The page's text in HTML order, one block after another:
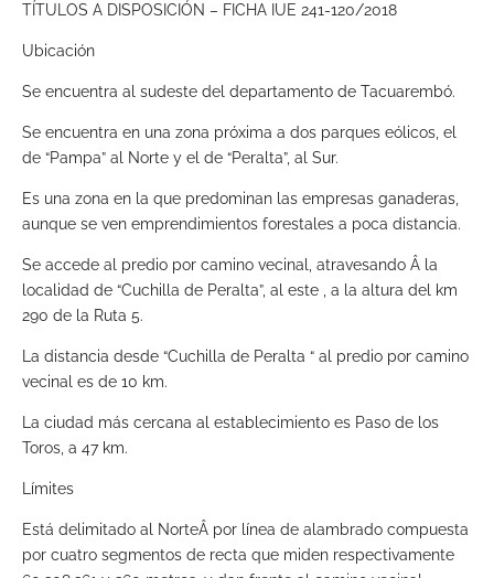
TÍTULOS A DISPOSICIÓN – FICHA IUE 241-120/2018
Ubicación
Se encuentra al sudeste del departamento de Tacuarembó.
Se encuentra en una zona próxima a dos parques eólicos, el
de “Pampa” al Norte y el de “Peralta”, al Sur.
Es una zona en la que predominan las empresas ganaderas,
aunque se ven emprendimientos forestales a poca distancia.
Se accede al predio por camino vecinal, atravesando Â la
localidad de “Cuchilla de Peralta”, al este , a la altura del km
290 de la Ruta 5.
La distancia desde “Cuchilla de Peralta “ al predio por camino
vecinal es de 10 km.
La ciudad más cercana al establecimiento es Paso de los
Toros, a 47 km.
Límites
Está delimitado al NorteÂ por línea de alambrado compuesta
por cuatro segmentos de recta que miden respectivamente